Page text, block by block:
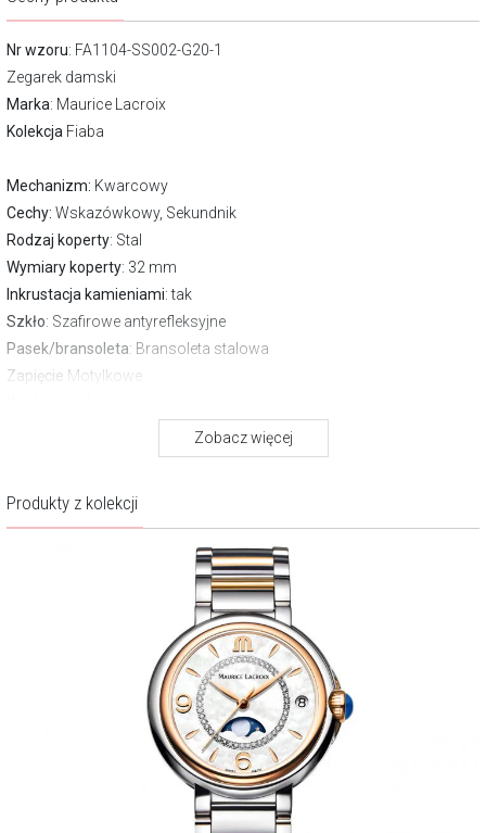
Nr wzoru: FA1104-SS002-G20-1
Zegarek damski
Marka: Maurice Lacroix
Kolekcja Fiaba
Mechanizm: Kwarcowy
Cechy: Wskazówkowy, Sekundnik
Rodzaj koperty: Stal
Wymiary koperty: 32 mm
Inkrustacja kamieniami: tak
Szkło: Szafirowe antyrefleksyjne
Pasek/bransoleta: Bransoleta stalowa
Zapięcie Motylkowe
2 lata
Kolekcja Maurice Lacroix FIABA to hołd dla kobiecości, elegancji i
subtelnego blasku. Jej delikatne linie i wyrafinowane detale tworzą
wyjątkową harmonię pomiędzy klasyką a nowoczesnością. Zegarki
FIABA emanują luksusem w przystępnej formie, stając się idealnym
towarzyszem wieczorowych wyjść i codziennej elegancji.
O marce Maurice Lacroix
W zegarmistrzowskim świecie tradycja jest uważana za bardzo
ważny wyróżnik ekskluzywnych manufaktur. Marka Maurice Lacroix
udowodniła jednak, że i bez 100-letniej historii można znaleźć swoje
miejsce w panteonie najlepszych producentów czasomierzy.
Zobacz więcej
Produkty z kolekcji